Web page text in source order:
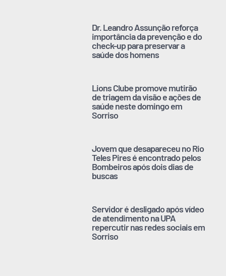
Dr. Leandro Assunção reforça
importância da prevenção e do
check-up para preservar a
saúde dos homens
Lions Clube promove mutirão
de triagem da visão e ações de
saúde neste domingo em
Sorriso
Jovem que desapareceu no Rio
Teles Pires é encontrado pelos
Bombeiros após dois dias de
buscas
Servidor é desligado após vídeo
de atendimento na UPA
repercutir nas redes sociais em
Sorriso